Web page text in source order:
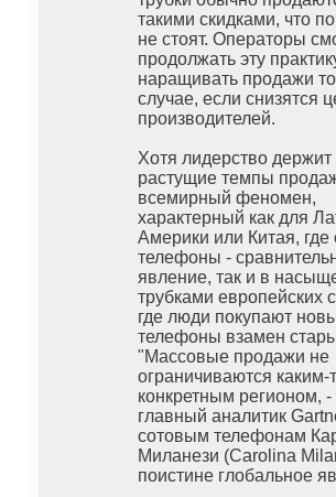
такими скидками, что
не стоят. Операторы
продолжать эту
наращивать продажи
случае, если снизятся
производителей.
Хотя лидерство держит
растущие темпы
всемирный феномен,
характерный как для
Америки или Китая, где
телефоны -
явление, так и в
трубками европейских
где люди покупают
телефоны взамен
"Массовые продажи не
ограничиваются каким-
конкретным регионом,
главный аналитик
сотовым телефонам
Миланези (Carolina
поистине глобальное